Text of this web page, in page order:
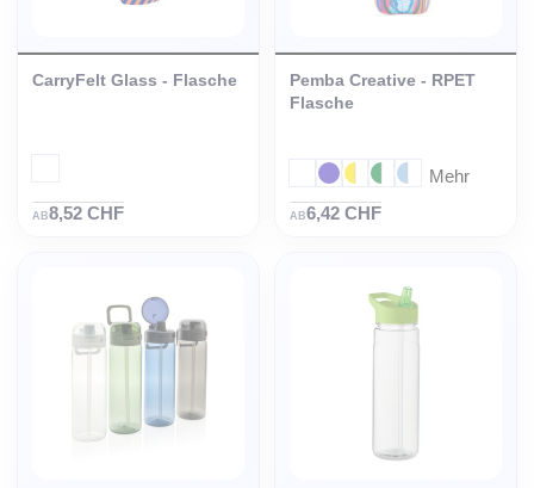
CarryFelt Glass - Flasche
AB8,52 CHF
Pemba Creative - RPET
Flasche
AB6,42 CHF
Mehr